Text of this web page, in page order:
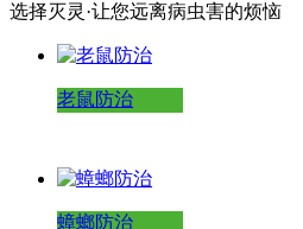
选择灭灵·让您远离病虫害的烦恼
老鼠防治
蟑螂防治